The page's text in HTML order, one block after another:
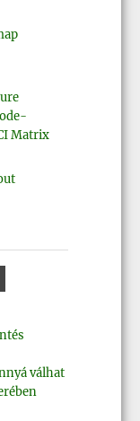
Matrix
válhat